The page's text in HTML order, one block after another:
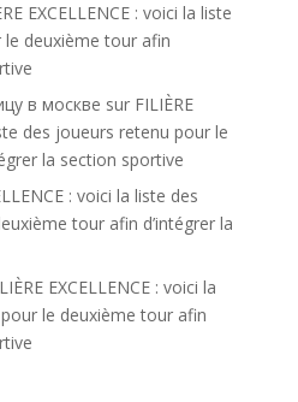
EXCELLENCE : voici la liste
deuxième tour afin
в москве sur FILIÈRE
des joueurs retenu pour le
la section sportive
: voici la liste des
tour afin d’intégrer la
EXCELLENCE : voici la
le deuxième tour afin